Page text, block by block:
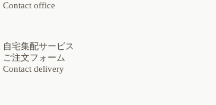
Contact office
自宅集配サービス
ご注文フォーム
Contact delivery